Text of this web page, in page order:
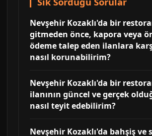
Nevşehir Kozaklı'da bir
gitmeden önce, kapora veya
ödeme talep eden ilanlara
nasıl korunabilirim?
Nevşehir Kozaklı'da bir
ilanının güncel ve gerçek
nasıl teyit edebilirim?
Nevşehir Kozaklı'da bahşiş ve